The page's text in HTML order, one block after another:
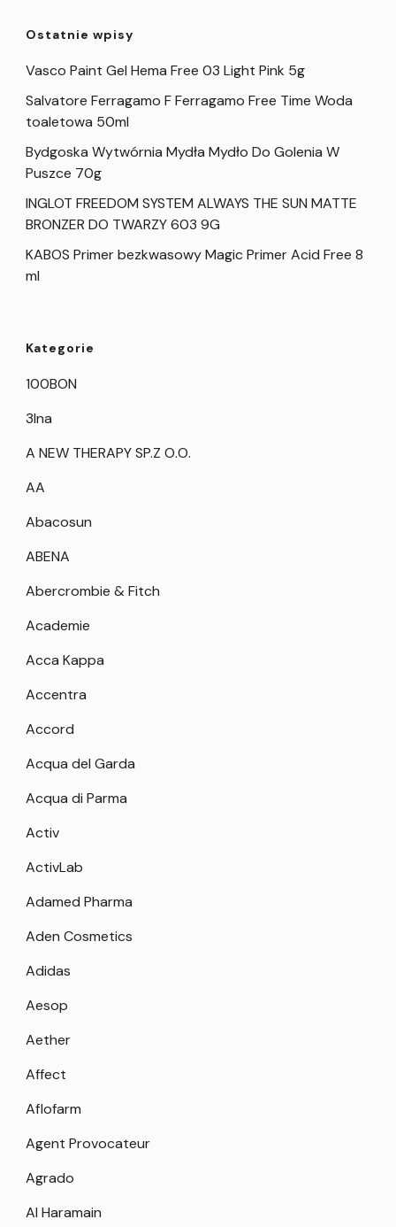
Ostatnie wpisy
Vasco Paint Gel Hema Free 03 Light Pink 5g
Salvatore Ferragamo F Ferragamo Free Time Woda
toaletowa 50ml
Bydgoska Wytwórnia Mydła Mydło Do Golenia W
Puszce 70g
INGLOT FREEDOM SYSTEM ALWAYS THE SUN MATTE
BRONZER DO TWARZY 603 9G
KABOS Primer bezkwasowy Magic Primer Acid Free 8
ml
Kategorie
100BON
3Ina
A NEW THERAPY SP.Z O.O.
AA
Abacosun
ABENA
Abercrombie & Fitch
Academie
Acca Kappa
Accentra
Accord
Acqua del Garda
Acqua di Parma
Activ
ActivLab
Adamed Pharma
Aden Cosmetics
Adidas
Aesop
Aether
Affect
Aflofarm
Agent Provocateur
Agrado
Al Haramain